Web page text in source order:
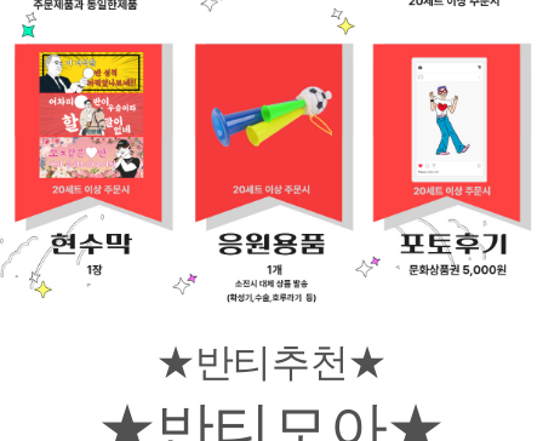
★반티추천★